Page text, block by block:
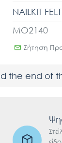
MO2140
NAILKIT FELT
Ζήτηση
the end of